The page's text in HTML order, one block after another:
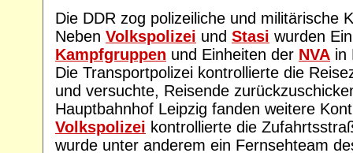
Die DDR zog polizeiliche und militärische
Neben Volkspolizei und Stasi wurden
Kampfgruppen und Einheiten der NVA in
Die Transportpolizei kontrollierte die
und versuchte, Reisende
Hauptbahnhof Leipzig fanden weitere
Volkspolizei kontrollierte die
wurde unter anderem ein Fernsehteam